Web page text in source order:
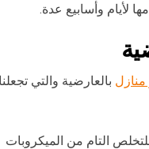
لأيام وأسابيع عدة.
منازل بالعارضية والتي
التام من الميكروبات